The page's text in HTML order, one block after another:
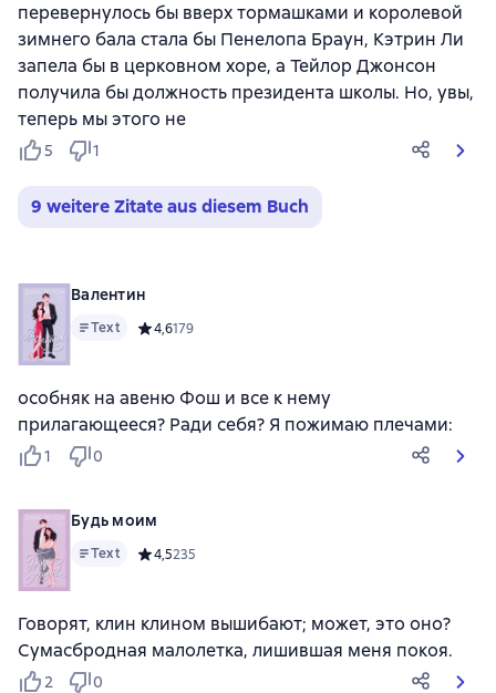
перевернулось бы вверх тормашками и королевой
зимнего бала стала бы Пенелопа Браун, Кэтрин Ли
запела бы в церковном хоре, а Тейлор Джонсон
получила бы должность президента школы. Но, увы,
теперь мы этого не
5 1
9 weitere Zitate aus diesem Buch
Валентин
Text Средний рейтинг 4,6 на основе 179 оценок
4,6179
особняк на авеню Фош и все к нему
прилагающееся? Ради себя? Я пожимаю плечами:
1 0
Будь моим
Text Средний рейтинг 4,5 на основе 235 оценок
4,5235
Говорят, клин клином вышибают; может, это оно?
Сумасбродная малолетка, лишившая меня покоя.
2 0